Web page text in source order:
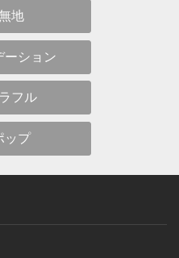
地
ーション
フル
ップ